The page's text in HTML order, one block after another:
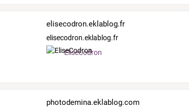
elisecodron.eklablog.fr
elisecodron.eklablog.fr
EliseCodron
photodemina.eklablog.com